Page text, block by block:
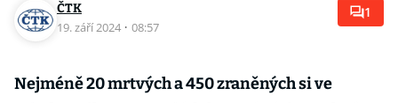
ČTK
19. září 2024 · 08:57
1
Nejméně 20 mrtvých a 450 zraněných si ve